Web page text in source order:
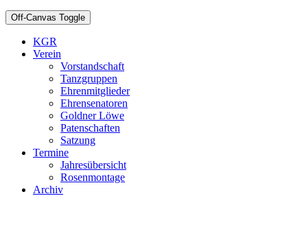
Off-Canvas Toggle
KGR
Verein
Vorstandschaft
Tanzgruppen
Ehrenmitglieder
Ehrensenatoren
Goldner Löwe
Patenschaften
Satzung
Termine
Jahresübersicht
Rosenmontage
Archiv